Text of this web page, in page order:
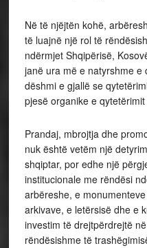
Në të njëjtën kohë,
të luajnë një rol të
ndërmjet Shqipërisë,
janë ura më e natyrshme
dëshmi e gjallë se
pjesë organike e
Prandaj, mbrojtja dhe
nuk është vetëm një
shqiptar, por edhe një
institucionale me rëndësi
arbëreshe, e
arkivave, e letërsisë dhe e
investim të drejtpërdrejtë
rëndësishme të